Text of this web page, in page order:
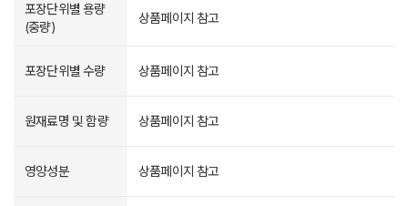
포장단위별 용량
(중량)
상품페이지 참고
포장단위별 수량 상품페이지 참고
원재료명 및 함량 상품페이지 참고
영양성분 상품페이지 참고